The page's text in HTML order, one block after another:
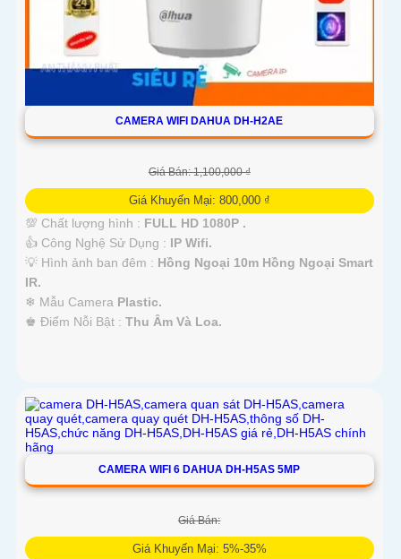
CAMERA WIFI DAHUA DH-H2AE
Giá Bán: 1,100,000 ₫
Giá Khuyến Mại: 800,000 ₫
💯 Chất lượng hình : FULL HD 1080P .
👍 Công Nghệ Sử Dụng : IP Wifi.
💡 Hình ảnh ban đêm : Hồng Ngoại 10m Hồng Ngoại Smart
IR.
❄ Mẫu Camera Plastic.
️♚ Điểm Nỗi Bật : Thu Âm Và Loa.
CAMERA WIFI 6 DAHUA DH-H5AS 5MP
Giá Bán:
Giá Khuyến Mại: 5%-35%